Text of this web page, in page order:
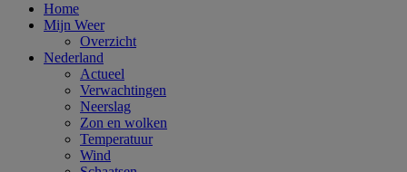
Home
Mijn Weer
Overzicht
Nederland
Actueel
Verwachtingen
Neerslag
Zon en wolken
Temperatuur
Wind